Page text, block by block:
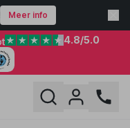
Meer info
4.8/5.0